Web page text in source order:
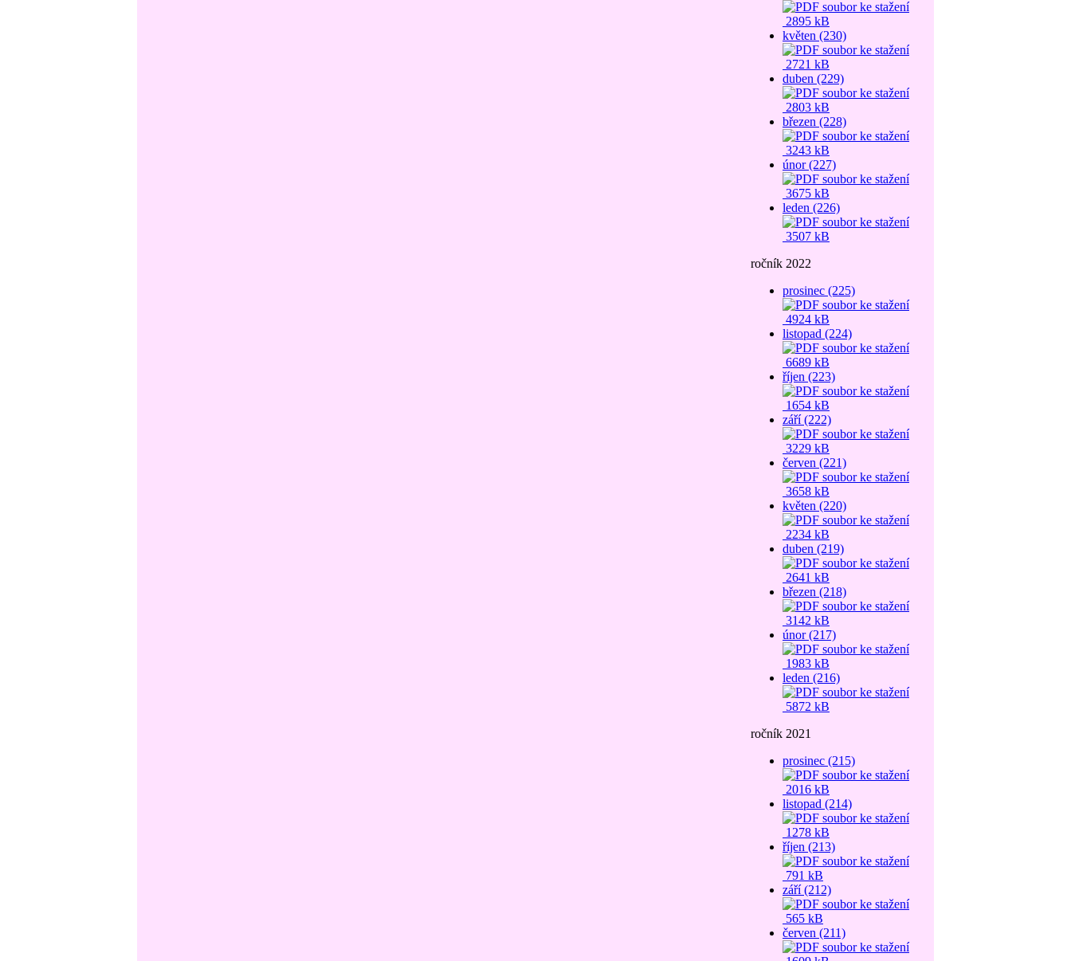
2895 kB
květen (230)
2721 kB
duben (229)
2803 kB
březen (228)
3243 kB
únor (227)
3675 kB
leden (226)
3507 kB
ročník 2022
prosinec (225)
4924 kB
listopad (224)
6689 kB
říjen (223)
1654 kB
září (222)
3229 kB
červen (221)
3658 kB
květen (220)
2234 kB
duben (219)
2641 kB
březen (218)
3142 kB
únor (217)
1983 kB
leden (216)
5872 kB
ročník 2021
prosinec (215)
2016 kB
listopad (214)
1278 kB
říjen (213)
791 kB
září (212)
565 kB
červen (211)